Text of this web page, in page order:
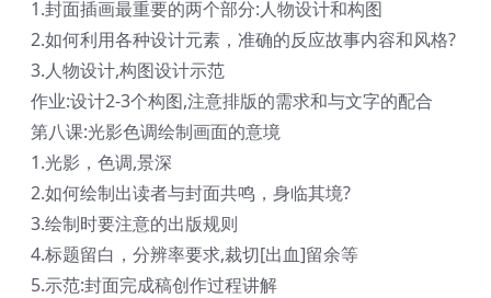
1.封面插画最重要的两个部分:人物设计和构图
2.如何利用各种设计元素，准确的反应故事内容和风格?
3.人物设计,构图设计示范
作业:设计2-3个构图,注意排版的需求和与文字的配合
第八课:光影色调绘制画面的意境
1.光影，色调,景深
2.如何绘制出读者与封面共鸣，身临其境?
3.绘制时要注意的出版规则
4.标题留白，分辨率要求,裁切[出血]留余等
5.示范:封面完成稿创作过程讲解